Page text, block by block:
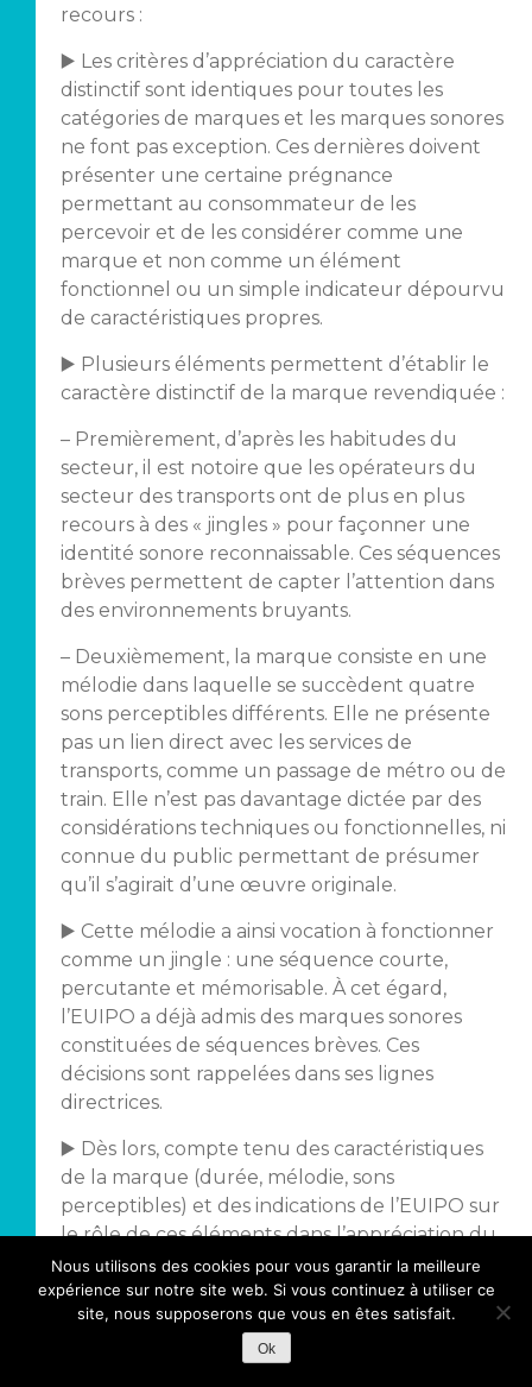
recours :
▶️ Les critères d’appréciation du caractère
distinctif sont identiques pour toutes les
catégories de marques et les marques sonores
ne font pas exception. Ces dernières doivent
présenter une certaine prégnance
permettant au consommateur de les
percevoir et de les considérer comme une
marque et non comme un élément
fonctionnel ou un simple indicateur dépourvu
de caractéristiques propres.
▶️ Plusieurs éléments permettent d’établir le
caractère distinctif de la marque revendiquée :
– Premièrement, d’après les habitudes du
secteur, il est notoire que les opérateurs du
secteur des transports ont de plus en plus
recours à des « jingles » pour façonner une
identité sonore reconnaissable. Ces séquences
brèves permettent de capter l’attention dans
des environnements bruyants.
– Deuxièmement, la marque consiste en une
mélodie dans laquelle se succèdent quatre
sons perceptibles différents. Elle ne présente
pas un lien direct avec les services de
transports, comme un passage de métro ou de
train. Elle n’est pas davantage dictée par des
considérations techniques ou fonctionnelles, ni
connue du public permettant de présumer
qu’il s’agirait d’une œuvre originale.
▶️ Cette mélodie a ainsi vocation à fonctionner
comme un jingle : une séquence courte,
percutante et mémorisable. À cet égard,
l’EUIPO a déjà admis des marques sonores
constituées de séquences brèves. Ces
décisions sont rappelées dans ses lignes
directrices.
▶️ Dès lors, compte tenu des caractéristiques
de la marque (durée, mélodie, sons
perceptibles) et des indications de l’EUIPO sur
le rôle de ces éléments dans l’appréciation du
caractère distinctif, la chambre de recours a
commis une erreur en concluant à son
absence de distinctivité au seul motif que le
signe serait « extrêmement court (deux
Nous utilisons des cookies pour vous garantir la meilleure
expérience sur notre site web. Si vous continuez à utiliser ce
site, nous supposerons que vous en êtes satisfait.
Ok